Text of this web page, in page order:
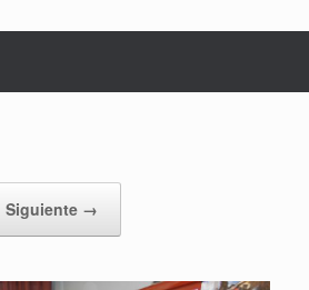
Siguiente →